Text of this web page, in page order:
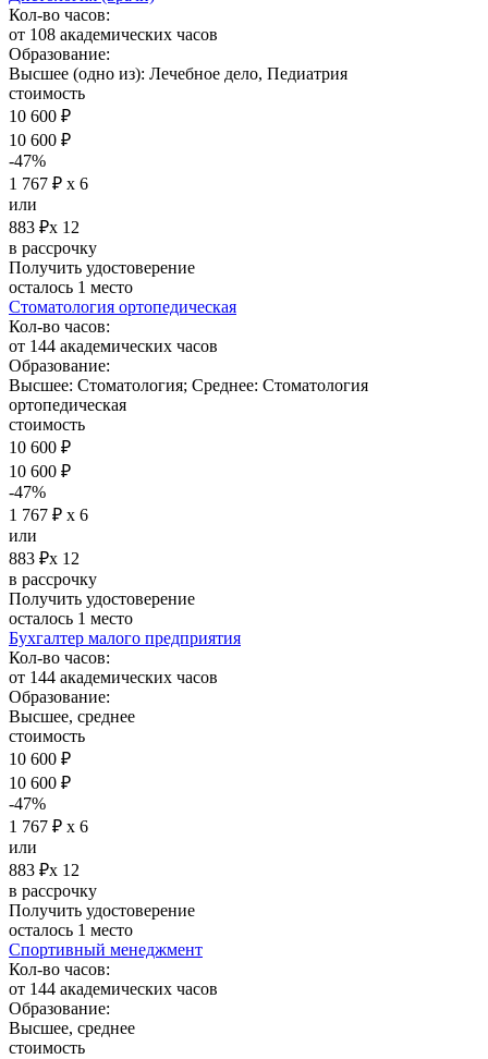
Кол-во часов:
от 108 академических часов
Образование:
Высшее (одно из): Лечебное дело, Педиатрия
стоимость
10 600 ₽
10 600 ₽
-47%
1 767 ₽ х 6
или
883 ₽х 12
в рассрочку
Получить удостоверение
осталось 1 место
Стоматология ортопедическая
Кол-во часов:
от 144 академических часов
Образование:
Высшее: Стоматология; Среднее: Стоматология
ортопедическая
стоимость
10 600 ₽
10 600 ₽
-47%
1 767 ₽ х 6
или
883 ₽х 12
в рассрочку
Получить удостоверение
осталось 1 место
Бухгалтер малого предприятия
Кол-во часов:
от 144 академических часов
Образование:
Высшее, среднее
стоимость
10 600 ₽
10 600 ₽
-47%
1 767 ₽ х 6
или
883 ₽х 12
в рассрочку
Получить удостоверение
осталось 1 место
Спортивный менеджмент
Кол-во часов:
от 144 академических часов
Образование:
Высшее, среднее
стоимость